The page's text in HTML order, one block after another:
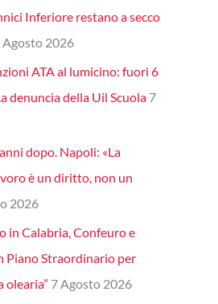
Inferiore restano a secco
Agosto 2026
ATA al lumicino: fuori 6
denuncia della Uil Scuola 7
dopo. Napoli: «La
è un diritto, non un
2026
in Calabria, Confeuro e
Piano Straordinario per
olearia” 7 Agosto 2026